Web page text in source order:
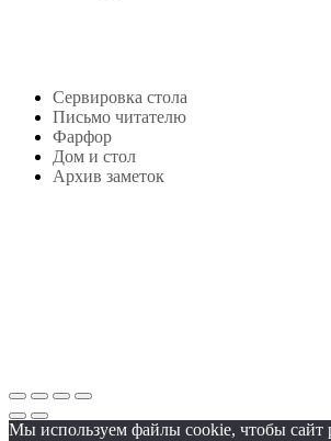
Сервировка стола
Письмо читателю
Фарфор
Дом и стол
Архив заметок
Мы используем файлы cookie, чтобы сайт